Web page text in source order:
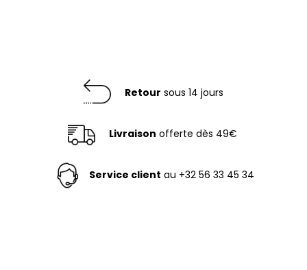
Retour sous 14 jours
Livraison offerte dès 49€
Service client au +32 56 33 45 34